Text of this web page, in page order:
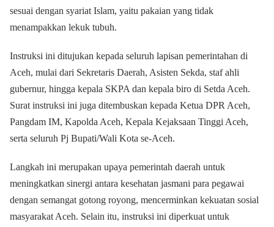
sesuai dengan syariat Islam, yaitu pakaian yang tidak
menampakkan lekuk tubuh.
Instruksi ini ditujukan kepada seluruh lapisan pemerintahan di
Aceh, mulai dari Sekretaris Daerah, Asisten Sekda, staf ahli
gubernur, hingga kepala SKPA dan kepala biro di Setda Aceh.
Surat instruksi ini juga ditembuskan kepada Ketua DPR Aceh,
Pangdam IM, Kapolda Aceh, Kepala Kejaksaan Tinggi Aceh,
serta seluruh Pj Bupati/Wali Kota se-Aceh.
Langkah ini merupakan upaya pemerintah daerah untuk
meningkatkan sinergi antara kesehatan jasmani para pegawai
dengan semangat gotong royong, mencerminkan kekuatan sosial
masyarakat Aceh. Selain itu, instruksi ini diperkuat untuk